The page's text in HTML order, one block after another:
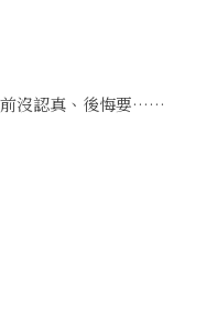
前沒認真、後悔要……